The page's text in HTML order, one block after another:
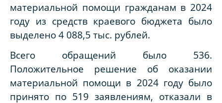
материальной помощи гражданам в 2024
году из средств краевого бюджета было
выделено 4 088,5 тыс. рублей.
Всего обращений было 536.
Положительное решение об оказании
материальной помощи в 2024 году было
принято по 519 заявлениям, отказали в